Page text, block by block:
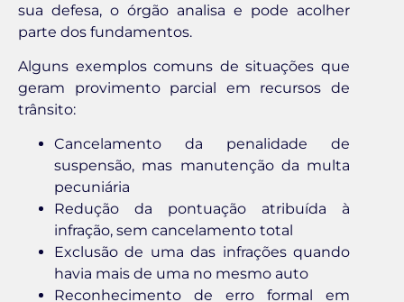
sua defesa, o órgão analisa e pode acolher
parte dos fundamentos.
Alguns exemplos comuns de situações que
geram provimento parcial em recursos de
trânsito:
Cancelamento da penalidade de
suspensão, mas manutenção da multa
pecuniária
Redução da pontuação atribuída à
infração, sem cancelamento total
Exclusão de uma das infrações quando
havia mais de uma no mesmo auto
Reconhecimento de erro formal em